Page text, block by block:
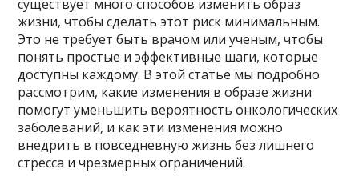
существует много способов изменить образ
жизни, чтобы сделать этот риск минимальным.
Это не требует быть врачом или ученым, чтобы
понять простые и эффективные шаги, которые
доступны каждому. В этой статье мы подробно
рассмотрим, какие изменения в образе жизни
помогут уменьшить вероятность онкологических
заболеваний, и как эти изменения можно
внедрить в повседневную жизнь без лишнего
стресса и чрезмерных ограничений.